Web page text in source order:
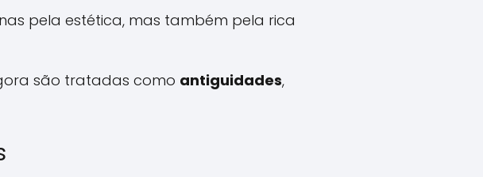
pela estética, mas também pela rica
são tratadas como antiguidades,